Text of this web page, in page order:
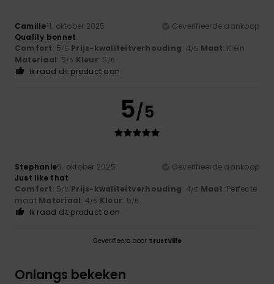
Camille11. oktober 2025
Geverifieerde aankoop
Quality bonnet
Comfort: 5/5 Prijs-kwaliteitverhouding: 4/5 Maat: Klein
Materiaal: 5/5 Kleur: 5 /5
Ik raad dit product aan
5/5
Stephanie6. oktober 2025
Geverifieerde aankoop
Just like that
Comfort: 5/5 Prijs-kwaliteitverhouding: 4/5 Maat: Perfecte
maat Materiaal: 4/5 Kleur: 5/5
Ik raad dit product aan
Geverifieerd door TrustVille
Onlangs bekeken